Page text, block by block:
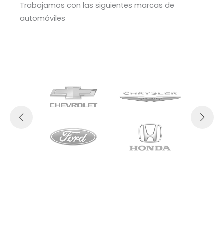
Trabajamos con las siguientes marcas de
automóviles